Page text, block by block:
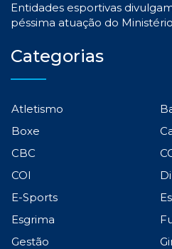
Entidades esportivas
péssima atuação do
Categorias
Atletismo
Boxe
CBC
COI
E-Sports
Esgrima
Gestão